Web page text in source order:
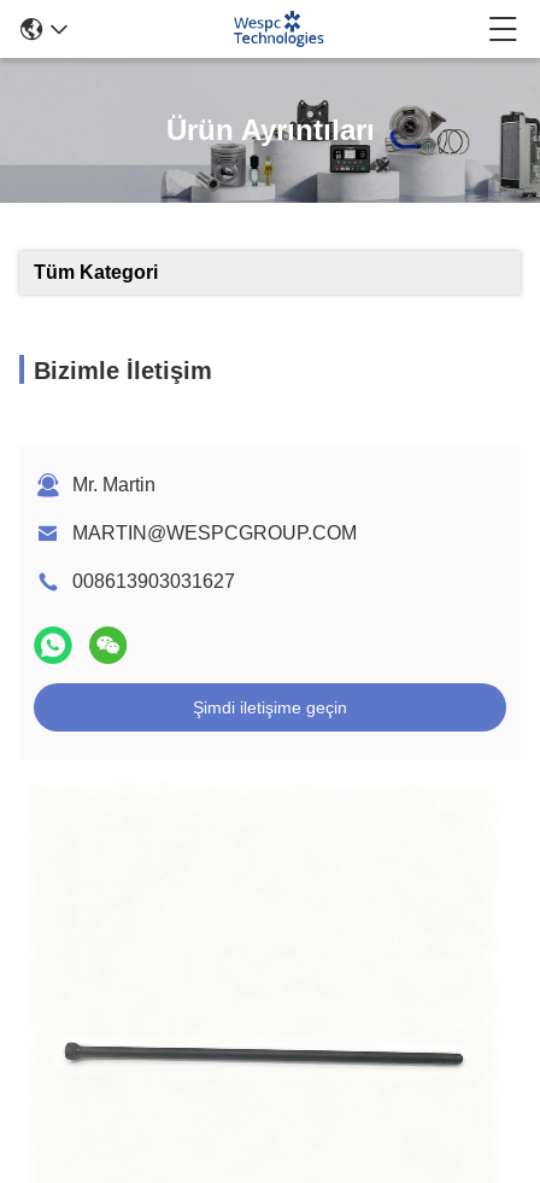
Ürün Ayrıntıları
Tüm Kategori
Bizimle İletişim
Mr. Martin
MARTIN@WESPCGROUP.COM
008613903031627
Şimdi iletişime geçin